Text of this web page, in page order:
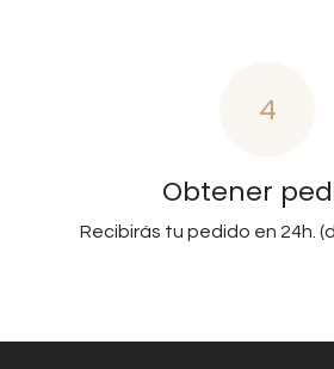
4
Obtener
Recibirás tu pedido en 24h.